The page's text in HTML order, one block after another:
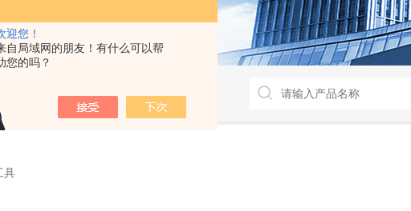
迎您！
自局域网的朋友！有什么可以帮
您的吗？
具